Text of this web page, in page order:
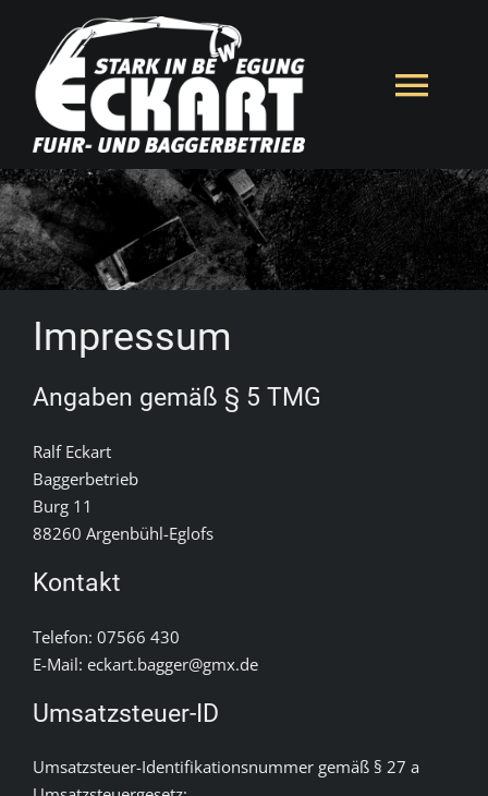
springen
HOME
ÜBER UNS
LEISTUNGEN
KONTAKT
IMPRESSUM
DATENSCHUTZ
Impressum
Angaben gemäß § 5 TMG
Ralf Eckart
Baggerbetrieb
Burg 11
88260 Argenbühl-Eglofs
Kontakt
Telefon: 07566 430
E-Mail: eckart.bagger@gmx.de
Umsatzsteuer-ID
Umsatzsteuer-Identifikationsnummer gemäß § 27 a